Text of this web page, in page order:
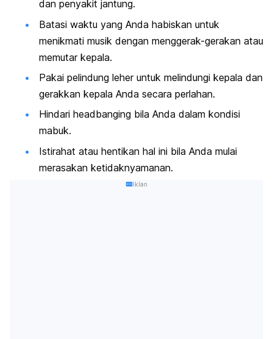
dan penyakit jantung.
Batasi waktu yang Anda habiskan untuk
menikmati musik dengan menggerak-gerakan atau
memutar kepala.
Pakai pelindung leher untuk melindungi kepala dan
gerakkan kepala Anda secara perlahan.
Hindari headbanging bila Anda dalam kondisi
mabuk.
Istirahat atau hentikan hal ini bila Anda mulai
merasakan ketidaknyamanan.
Iklan